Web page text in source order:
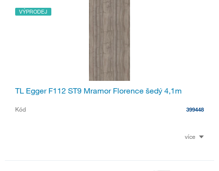
VÝPRODEJ
TL Egger F112 ST9 Mramor Florence šedý 4,1m
Kód 399448
více